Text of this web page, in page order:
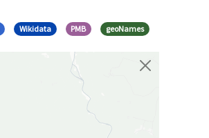
Wikidata PMB geoNames